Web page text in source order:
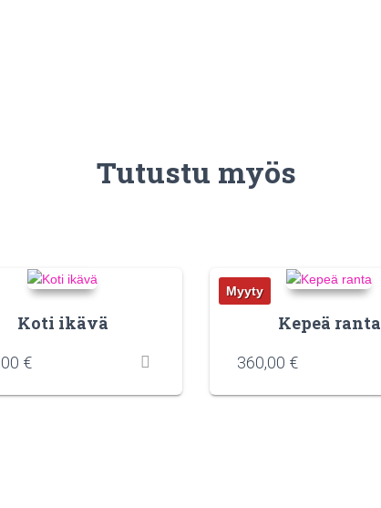
Tutustu myös
Koti ikävä
€
Myyty
Kepeä ranta
360,00 €